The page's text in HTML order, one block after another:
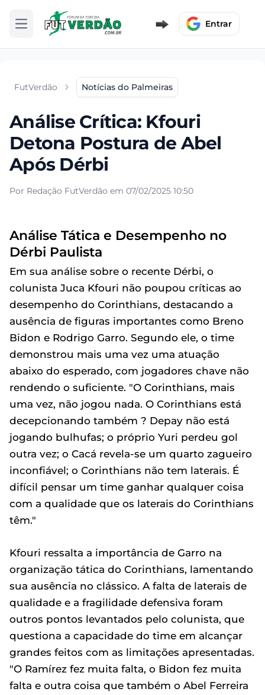
Abrir menu Entrar
FutVerdão Notícias do Palmeiras
Análise Crítica: Kfouri
Detona Postura de Abel
Após Dérbi
Por Redação FutVerdão em 07/02/2025 10:50
Análise Tática e Desempenho no
Dérbi Paulista
Em sua análise sobre o recente Dérbi, o
colunista Juca Kfouri não poupou críticas ao
desempenho do Corinthians, destacando a
ausência de figuras importantes como Breno
Bidon e Rodrigo Garro. Segundo ele, o time
demonstrou mais uma vez uma atuação
abaixo do esperado, com jogadores chave não
rendendo o suficiente. "O Corinthians, mais
uma vez, não jogou nada. O Corinthians está
decepcionando também ? Depay não está
jogando bulhufas; o próprio Yuri perdeu gol
outra vez; o Cacá revela-se um quarto zagueiro
inconfiável; o Corinthians não tem laterais. É
difícil pensar um time ganhar qualquer coisa
com a qualidade que os laterais do Corinthians
têm."
Kfouri ressalta a importância de Garro na
organização tática do Corinthians, lamentando
sua ausência no clássico. A falta de laterais de
qualidade e a fragilidade defensiva foram
outros pontos levantados pelo colunista, que
questiona a capacidade do time em alcançar
grandes feitos com as limitações apresentadas.
"O Ramírez fez muita falta, o Bidon fez muita
falta e outra coisa que também o Abel Ferreira